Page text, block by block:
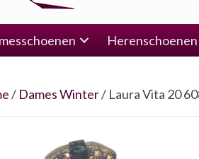
Herenschoenen
/ Dames Winter/ Laura Vita 20